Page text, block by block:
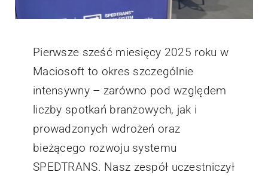
Pierwsze sześć miesięcy 2025 roku w
Maciosoft to okres szczególnie
intensywny – zarówno pod względem
liczby spotkań branżowych, jak i
prowadzonych wdrożeń oraz
bieżącego rozwoju systemu
SPEDTRANS. Nasz zespół uczestniczył